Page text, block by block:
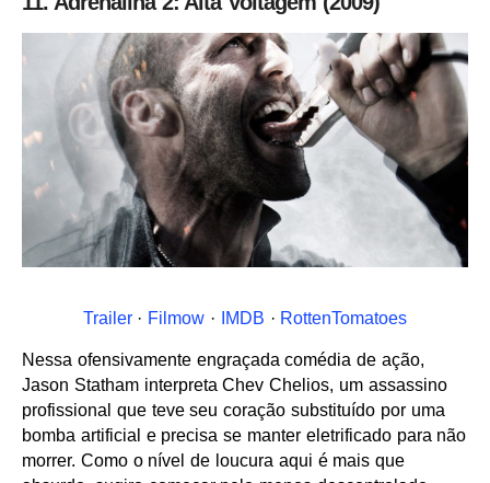
Trailer· Filmow · IMDB · RottenTomatoes
Nessa ofensivamente engraçada comédia de ação,
Jason Statham interpreta Chev Chelios, um assassino
profissional que teve seu coração substituído por uma
bomba artificial e precisa se manter eletrificado para não
morrer. Como o nível de loucura aqui é mais que